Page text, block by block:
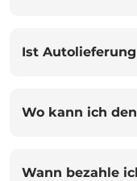
Ist
Wo kann ich
Wann bezahle